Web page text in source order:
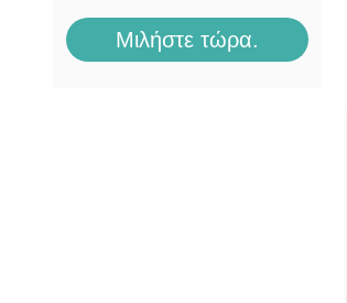
Μιλήστε τώρα.